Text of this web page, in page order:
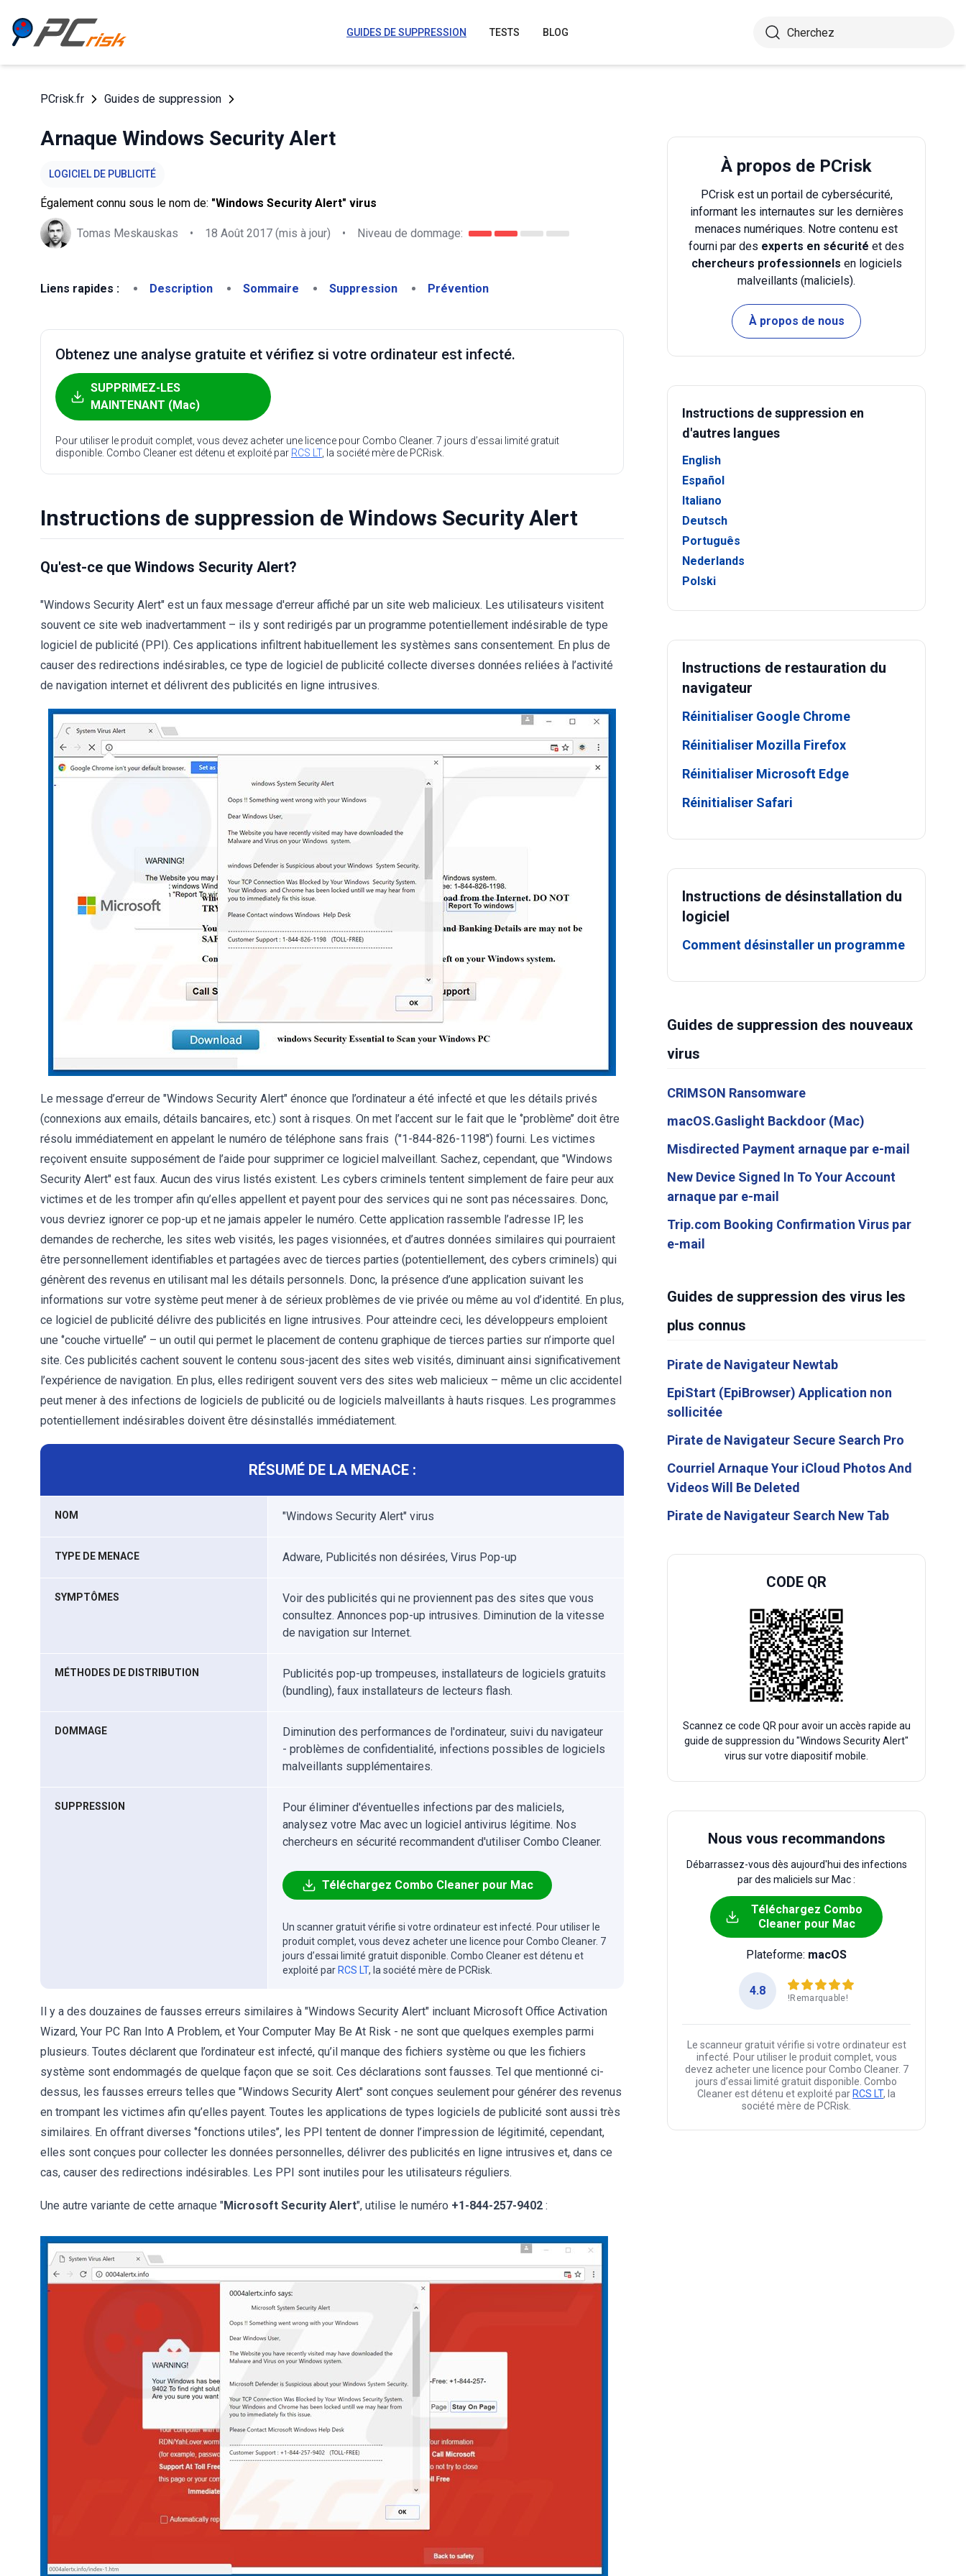
GUIDES DE SUPPRESSION TESTS BLOG
PCrisk.fr Guides de suppression
Arnaque Windows Security Alert
LOGICIEL DE PUBLICITÉ
Également connu sous le nom de: "Windows Security Alert" virus
Tomas Meskauskas • 18 Août 2017 (mis à jour) • Niveau de dommage:
Liens rapides : Description Sommaire Suppression Prévention
Obtenez une analyse gratuite et vérifiez si votre ordinateur est infecté.
SUPPRIMEZ-LES
MAINTENANT (Mac)
Pour utiliser le produit complet, vous devez acheter une licence pour Combo Cleaner. 7 jours d’essai limité gratuit
disponible. Combo Cleaner est détenu et exploité par RCS LT, la société mère de PCRisk.
Instructions de suppression de Windows Security Alert
Qu'est-ce que Windows Security Alert?
"Windows Security Alert" est un faux message d'erreur affiché par un site web malicieux. Les utilisateurs visitent
souvent ce site web inadvertamment – ils y sont redirigés par un programme potentiellement indésirable de type
logiciel de publicité (PPI). Ces applications infiltrent habituellement les systèmes sans consentement. En plus de
causer des redirections indésirables, ce type de logiciel de publicité collecte diverses données reliées à l’activité
de navigation internet et délivrent des publicités en ligne intrusives.
Le message d’erreur de "Windows Security Alert" énonce que l’ordinateur a été infecté et que les détails privés
(connexions aux emails, détails bancaires, etc.) sont à risques. On met l’accent sur le fait que le ‘’problème’’ doit être
résolu immédiatement en appelant le numéro de téléphone sans frais ("1-844-826-1198") fourni. Les victimes
reçoivent ensuite supposément de l’aide pour supprimer ce logiciel malveillant. Sachez, cependant, que "Windows
Security Alert" est faux. Aucun des virus listés existent. Les cybers criminels tentent simplement de faire peur aux
victimes et de les tromper afin qu’elles appellent et payent pour des services qui ne sont pas nécessaires. Donc,
vous devriez ignorer ce pop-up et ne jamais appeler le numéro. Cette application rassemble l’adresse IP, les
demandes de recherche, les sites web visités, les pages visionnées, et d’autres données similaires qui pourraient
être personnellement identifiables et partagées avec de tierces parties (potentiellement, des cybers criminels) qui
génèrent des revenus en utilisant mal les détails personnels. Donc, la présence d’une application suivant les
informations sur votre système peut mener à de sérieux problèmes de vie privée ou même au vol d’identité. En plus,
ce logiciel de publicité délivre des publicités en ligne intrusives. Pour atteindre ceci, les développeurs emploient
une ‘’couche virtuelle’’ – un outil qui permet le placement de contenu graphique de tierces parties sur n’importe quel
site. Ces publicités cachent souvent le contenu sous-jacent des sites web visités, diminuant ainsi significativement
l’expérience de navigation. En plus, elles redirigent souvent vers des sites web malicieux – même un clic accidentel
peut mener à des infections de logiciels de publicité ou de logiciels malveillants à hauts risques. Les programmes
potentiellement indésirables doivent être désinstallés immédiatement.
RÉSUMÉ DE LA MENACE :
NOM "Windows Security Alert" virus
TYPE DE MENACE Adware, Publicités non désirées, Virus Pop-up
SYMPTÔMES
Voir des publicités qui ne proviennent pas des sites que vous
consultez. Annonces pop-up intrusives. Diminution de la vitesse
de navigation sur Internet.
MÉTHODES DE DISTRIBUTION
Publicités pop-up trompeuses, installateurs de logiciels gratuits
(bundling), faux installateurs de lecteurs flash.
DOMMAGE
Diminution des performances de l'ordinateur, suivi du navigateur
- problèmes de confidentialité, infections possibles de logiciels
malveillants supplémentaires.
SUPPRESSION
Pour éliminer d'éventuelles infections par des maliciels,
analysez votre Mac avec un logiciel antivirus légitime. Nos
chercheurs en sécurité recommandent d'utiliser Combo Cleaner.
Téléchargez Combo Cleaner pour Mac
Un scanner gratuit vérifie si votre ordinateur est infecté. Pour utiliser le
produit complet, vous devez acheter une licence pour Combo Cleaner. 7
jours d’essai limité gratuit disponible. Combo Cleaner est détenu et
exploité par RCS LT, la société mère de PCRisk.
Il y a des douzaines de fausses erreurs similaires à "Windows Security Alert" incluant Microsoft Office Activation
Wizard, Your PC Ran Into A Problem, et Your Computer May Be At Risk - ne sont que quelques exemples parmi
plusieurs. Toutes déclarent que l’ordinateur est infecté, qu’il manque des fichiers système ou que les fichiers
système sont endommagés de quelque façon que se soit. Ces déclarations sont fausses. Tel que mentionné ci-
dessus, les fausses erreurs telles que "Windows Security Alert" sont conçues seulement pour générer des revenus
en trompant les victimes afin qu’elles payent. Toutes les applications de types logiciels de publicité sont aussi très
similaires. En offrant diverses ‘’fonctions utiles’’, les PPI tentent de donner l’impression de légitimité, cependant,
elles sont conçues pour collecter les données personnelles, délivrer des publicités en ligne intrusives et, dans ce
cas, causer des redirections indésirables. Les PPI sont inutiles pour les utilisateurs réguliers.
Une autre variante de cette arnaque "Microsoft Security Alert", utilise le numéro +1-844-257-9402 :
À propos de PCrisk
PCrisk est un portail de cybersécurité,
informant les internautes sur les dernières
menaces numériques. Notre contenu est
fourni par des experts en sécurité et des
chercheurs professionnels en logiciels
malveillants (maliciels).
À propos de nous
Instructions de suppression en
d'autres langues
English
Español
Italiano
Deutsch
Português
Nederlands
Polski
Instructions de restauration du
navigateur
Réinitialiser Google Chrome
Réinitialiser Mozilla Firefox
Réinitialiser Microsoft Edge
Réinitialiser Safari
Instructions de désinstallation du
logiciel
Comment désinstaller un programme
Guides de suppression des nouveaux
virus
CRIMSON Ransomware
macOS.Gaslight Backdoor (Mac)
Misdirected Payment arnaque par e-mail
New Device Signed In To Your Account
arnaque par e-mail
Trip.com Booking Confirmation Virus par
e-mail
Guides de suppression des virus les
plus connus
Pirate de Navigateur Newtab
EpiStart (EpiBrowser) Application non
sollicitée
Pirate de Navigateur Secure Search Pro
Courriel Arnaque Your iCloud Photos And
Videos Will Be Deleted
Pirate de Navigateur Search New Tab
CODE QR
Scannez ce code QR pour avoir un accès rapide au
guide de suppression du "Windows Security Alert"
virus sur votre diapositif mobile.
Nous vous recommandons
Débarrassez-vous dès aujourd'hui des infections
par des maliciels sur Mac :
Téléchargez Combo
Cleaner pour Mac
Plateforme: macOS
4.8
!Remarquable!
Le scanneur gratuit vérifie si votre ordinateur est
infecté. Pour utiliser le produit complet, vous
devez acheter une licence pour Combo Cleaner. 7
jours d’essai limité gratuit disponible. Combo
Cleaner est détenu et exploité par RCS LT, la
société mère de PCRisk.